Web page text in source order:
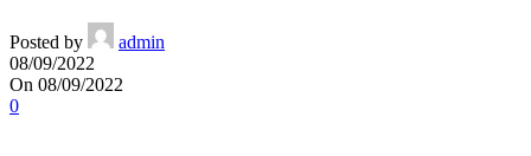
Posted by
admin
08/09/2022
On 08/09/2022
0